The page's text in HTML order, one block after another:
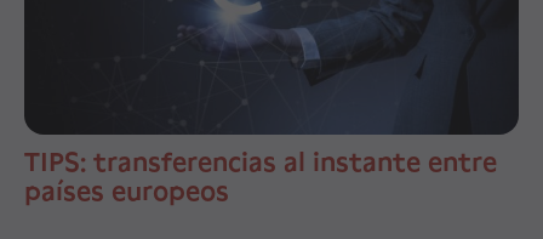
TIPS: transferencias al instante entre
países europeos